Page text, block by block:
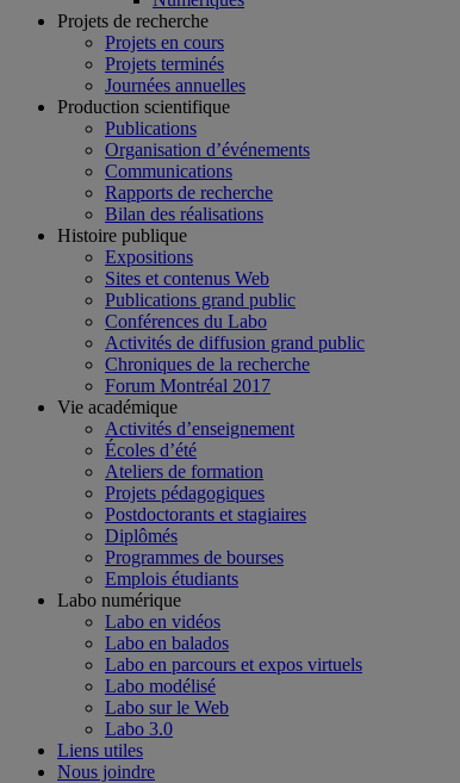
Projets de recherche
Projets en cours
Projets terminés
Journées annuelles
Production scientifique
Publications
Organisation d’événements
Communications
Rapports de recherche
Bilan des réalisations
Histoire publique
Expositions
Sites et contenus Web
Publications grand public
Conférences du Labo
Activités de diffusion grand public
Chroniques de la recherche
Forum Montréal 2017
Vie académique
Activités d’enseignement
Écoles d’été
Ateliers de formation
Projets pédagogiques
Postdoctorants et stagiaires
Diplômés
Programmes de bourses
Emplois étudiants
Labo numérique
Labo en vidéos
Labo en balados
Labo en parcours et expos virtuels
Labo modélisé
Labo sur le Web
Labo 3.0
Liens utiles
Nous joindre